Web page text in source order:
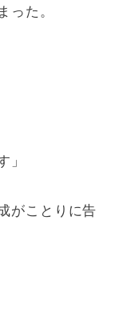
った。
」
がことりに告